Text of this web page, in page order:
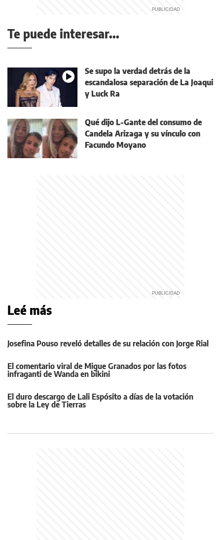
Te puede interesar...
Se supo la verdad detrás de la
escandalosa separación de La Joaqui
y Luck Ra
Qué dijo L-Gante del consumo de
Candela Arizaga y su vínculo con
Facundo Moyano
Leé más
Josefina Pouso reveló detalles de su relación con Jorge Rial
El comentario viral de Migue Granados por las fotos
infraganti de Wanda en bikini
El duro descargo de Lali Espósito a días de la votación
sobre la Ley de Tierras